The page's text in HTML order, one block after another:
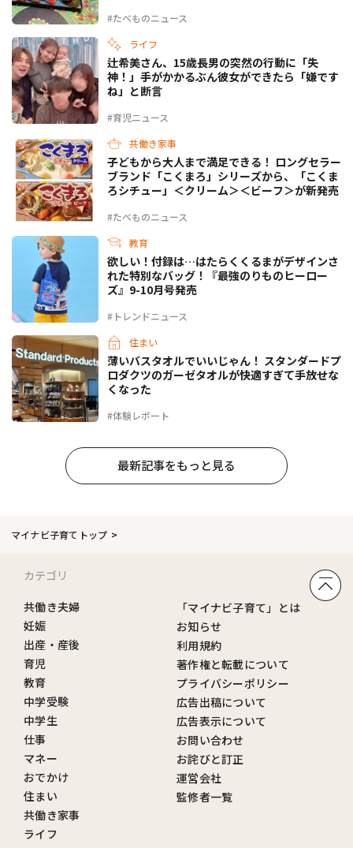
#たべものニュース
ライフ
#育児ニュース
辻希美さん、15歳長男の突然の行動に「失
神！」手がかかるぶん彼女ができたら「嫌です
ね」と断言
共働き家事
#たべものニュース
子どもから大人まで満足できる！ ロングセラー
ブランド「こくまろ」シリーズから、「こくま
ろシチュー」＜クリーム＞＜ビーフ＞が新発売
教育
#トレンドニュース
欲しい！付録は…はたらくくるまがデザインさ
れた特別なバッグ！『最強のりものヒーロー
ズ』9-10月号発売
住まい
#体験レポート
薄いバスタオルでいいじゃん！ スタンダードプ
ロダクツのガーゼタオルが快適すぎて手放せな
くなった
最新記事をもっと見る
マイナビ子育てトップ
カテゴリ
共働き夫婦
妊娠
出産・産後
育児
教育
中学受験
中学生
仕事
マネー
おでかけ
住まい
共働き家事
ライフ
「マイナビ子育て」とは
お知らせ
利用規約
著作権と転載について
プライバシーポリシー
広告出稿について
広告表示について
お問い合わせ
お詫びと訂正
運営会社
監修者一覧